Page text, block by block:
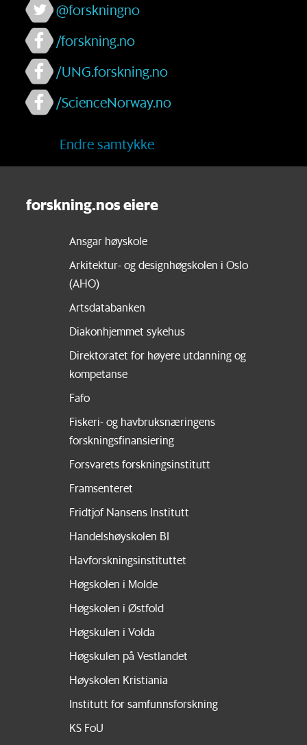
@forskningno
/forskning.no
/UNG.forskning.no
/ScienceNorway.no
Endre samtykke
forskning.nos eiere
Ansgar høyskole
Arkitektur- og designhøgskolen i Oslo
(AHO)
Artsdatabanken
Diakonhjemmet sykehus
Direktoratet for høyere utdanning og
kompetanse
Fafo
Fiskeri- og havbruksnæringens
forskningsfinansiering
Forsvarets forskningsinstitutt
Framsenteret
Fridtjof Nansens Institutt
Handelshøyskolen BI
Havforskningsinstituttet
Høgskolen i Molde
Høgskolen i Østfold
Høgskulen i Volda
Høgskulen på Vestlandet
Høyskolen Kristiania
Institutt for samfunnsforskning
KS FoU